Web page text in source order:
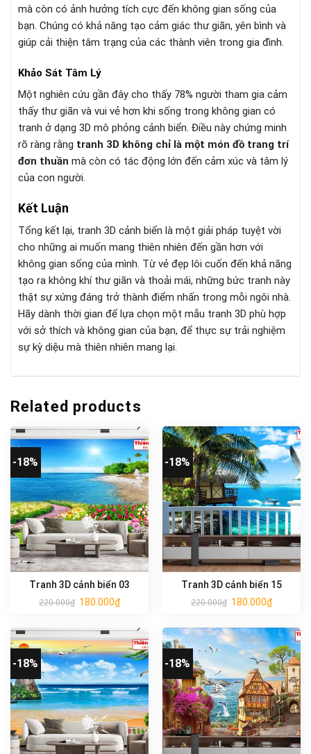
mà còn có ảnh hưởng tích cực đến không gian sống của
bạn. Chúng có khả năng tạo cảm giác thư giãn, yên bình và
giúp cải thiện tâm trạng của các thành viên trong gia đình.
Khảo Sát Tâm Lý
Một nghiên cứu gần đây cho thấy 78% người tham gia cảm
thấy thư giãn và vui vẻ hơn khi sống trong không gian có
tranh ở dạng 3D mô phỏng cảnh biển. Điều này chứng minh
rõ ràng rằng tranh 3D không chỉ là một món đồ trang trí
đơn thuần mà còn có tác động lớn đến cảm xúc và tâm lý
của con người.
Kết Luận
Tổng kết lại, tranh 3D cảnh biển là một giải pháp tuyệt vời
cho những ai muốn mang thiên nhiên đến gần hơn với
không gian sống của mình. Từ vẻ đẹp lôi cuốn đến khả năng
tạo ra không khí thư giãn và thoải mái, những bức tranh này
thật sự xứng đáng trở thành điểm nhấn trong mỗi ngôi nhà.
Hãy dành thời gian để lựa chọn một mẫu tranh 3D phù hợp
với sở thích và không gian của bạn, để thực sự trải nghiệm
sự kỳ diệu mà thiên nhiên mang lại.
Related products
-18%
Tranh 3D cảnh biển 03
220.000₫ 180.000₫
-18%
Tranh 3D cảnh biển 15
220.000₫ 180.000₫
-18% -18%